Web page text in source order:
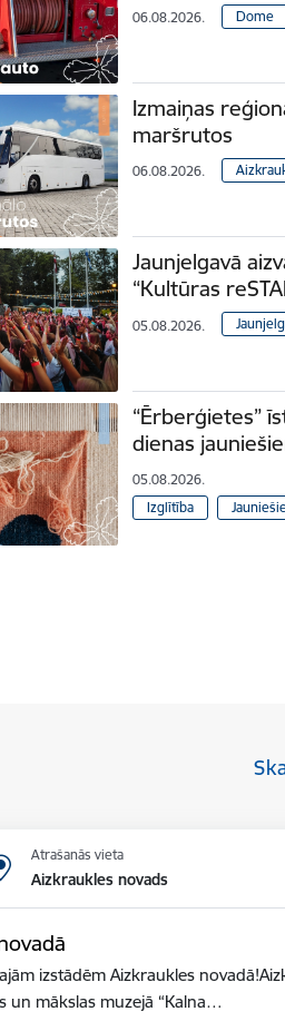
06.08.2026. Dome
Izmaiņas
maršrutos
06.08.2026.
Jaunjelgavā
“Kultūras
05.08.2026.
“Ērberģietes”
dienas
05.08.2026.
Izglītība
Atrašanās vieta
Aizkraukles novads
izstādēm Aizkraukles
un mākslas muzejā “Kalna…